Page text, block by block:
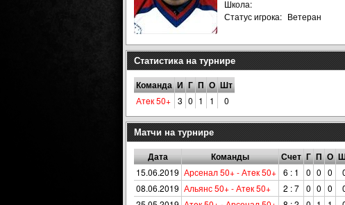
Школа:
Статус игрока: Ветеран
Статистика на турнире
Команда И Г П О Шт
Атeк 50+ 3 0 1 1 0
Матчи на турнире
Дата Команды Счет Г П О
15.06.2019 Арсенал 50+ - Атeк 50+ 6 : 1 0 0 0
08.06.2019 Альянс 50+ - Атeк 50+ 2 : 7 0 0 0